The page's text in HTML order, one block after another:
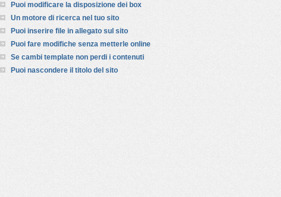
Puoi modificare la disposizione dei box
Un motore di ricerca nel tuo sito
Puoi inserire file in allegato sul sito
Puoi fare modifiche senza metterle online
Se cambi template non perdi i contenuti
Puoi nascondere il titolo del sito